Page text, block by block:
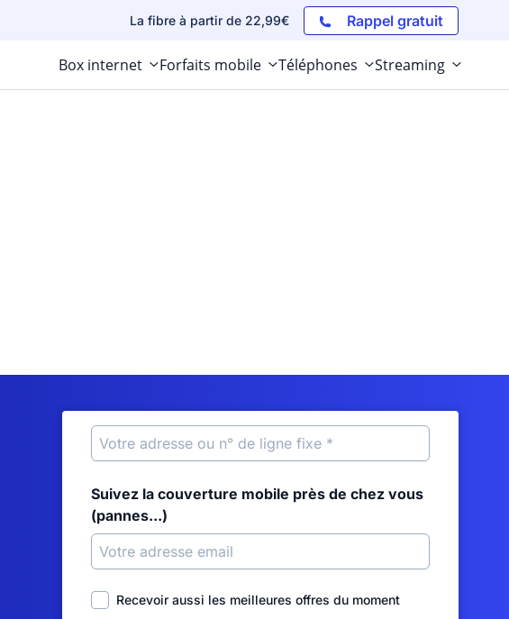
La fibre à partir de 22,99€ Rappel gratuit
Box internet Forfaits mobile Téléphones Streaming
Suivez la couverture mobile près de chez vous
(pannes...)
Recevoir aussi les meilleures offres du moment